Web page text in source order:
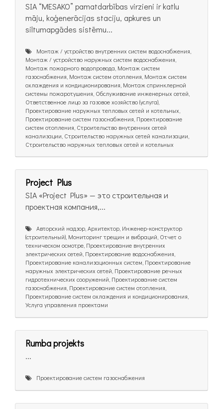
SIA “MESAKO” pamatdarbības virzieni ir katlu
māju, koģenerācijas staciju, apkures un
siltumapgādes sistēmu...
Монтаж / устройство внутренних систем водоснабжения,
Монтаж / устройство наружных систем водоснабжения,
Монтаж пожарного водопровода, Монтаж систем
газоснабжения, Монтаж систем отопления, Монтаж систем
охлаждения и кондиционирования, Монтаж спринклерной
системы пожаротушения, Обслуживание инженерных сетей,
Ответственное лицо за газовое хозяйство (услуга),
Проектирование наружных тепловых сетей и котельных,
Проектирование систем газоснабжения, Проектирование
систем отопления, Строительство внутренних сетей
канализации, Строительство наружных сетей канализации,
Строительство наружных тепловых сетей и котельных
Project Plus
SIA «Project Plus» — это строительная и
проектная компания,...
Авторский надзор, Архитектор, Инженер-конструктор
(строительный), Мониторинг трещин и вибраций, Отчет о
техническом осмотре, Проектирование внутренних
электрических сетей, Проектирование водоснабжения,
Проектирование канализационных систем, Проектирование
наружных электрических сетей, Проектирование речных
гидротехнических сооружений, Проектирование систем
газоснабжения, Проектирование систем отопления,
Проектирование систем охлаждения и кондиционирования,
Услуга управления проектами
Rumba projekts
...
Проектирование систем газоснабжения